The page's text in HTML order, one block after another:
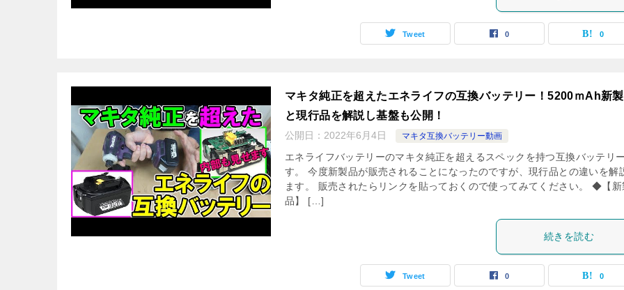
Tweet 0 0
マキタ純正を超えたエネライフの互換バッテリー！5200ｍAh新
と現行品を解説し基盤も公開！
公開日： 2022年6月4日 マキタ互換バッテリー動画
エネライフバッテリーのマキタ純正を超えるスペックを持つ互換バッテリ
す。 今度新製品が販売されることになったのですが、現行品との違いを解
ます。 販売されたらリンクを貼っておくので使ってみてください。 ◆【新
品】 […]
続きを読む
Tweet 0 0